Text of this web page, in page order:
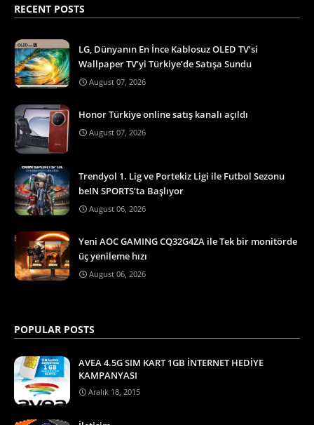
RECENT POSTS
LG, Dünyanın En İnce Kablosuz OLED TV’si
Wallpaper TV’yi Türkiye’de Satışa Sundu
August 07, 2026
Honor Türkiye online satış kanalı açıldı
August 07, 2026
Trendyol 1. Lig ve Portekiz Ligi ile Futbol Sezonu
beIN SPORTS’ta Başlıyor
August 06, 2026
Yeni AOC GAMING CQ32G4ZA ile Tek bir monitörde
üç yenileme hızı
August 06, 2026
POPULAR POSTS
AVEA 4.5G SIM KART 1GB İNTERNET HEDİYE
KAMPANYASI
Aralık 18, 2015